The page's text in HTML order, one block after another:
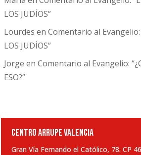
LOS JUDÍOS”
Lourdes en Comentario al Evangelio:
LOS JUDÍOS”
Jorge en Comentario al Evangelio:
ESO?”
CENTRO ARRUPE VALENCIA
Gran Vía Fernando el Católico, 78. CP